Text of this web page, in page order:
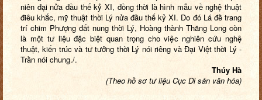
niên đại nửa đầu thế kỷ XI, đồng thời là hình mẫu về nghệ thuật
điêu khắc, mỹ thuật thời Lý nửa đầu thế kỷ XI. Do đó Lá đề trang
trí chim Phượng đất nung thời Lý, Hoàng thành Thăng Long còn
là một tư liệu đặc biệt quan trọng cho việc nghiên cứu nghệ
thuật, kiến trúc và tư tưởng thời Lý nói riêng và Đại Việt thời Lý -
Trần nói chung./.
Thúy Hà
(Theo hồ sơ tư liệu Cục Di sản văn hóa)